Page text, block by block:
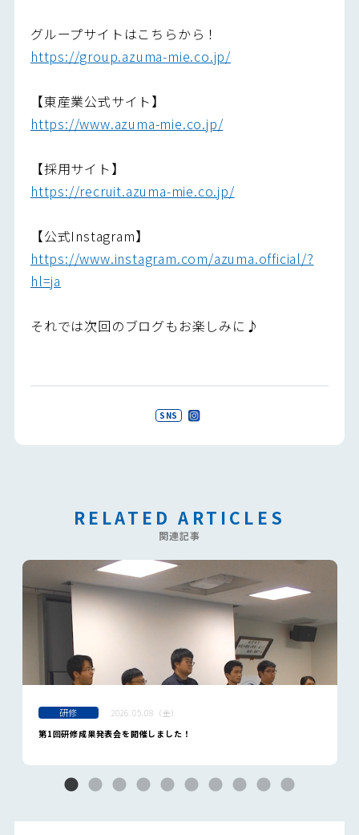
グループサイトはこちらから！
https://group.azuma-mie.co.jp/
【東産業公式サイト】
https://www.azuma-mie.co.jp/
【採用サイト】
https://recruit.azuma-mie.co.jp/
【公式Instagram】
https://www.instagram.com/azuma.official/?
hl=ja
それでは次回のブログもお楽しみに♪
SNS
RELATED ARTICLES
関連記事
研修
2026.05.08（金）
第1回研修成果発表会を開催しました！